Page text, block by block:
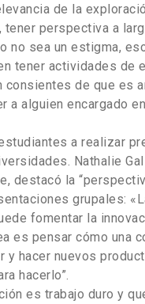
de la
perspectiva a
no sea un estigma,
tener actividades de
de que es
a alguien encargado
a realizar
Nathalie
destacó la
grupales:
fomentar la
es pensar cómo una
y hacer nuevos
hacerlo”.
es trabajo duro y